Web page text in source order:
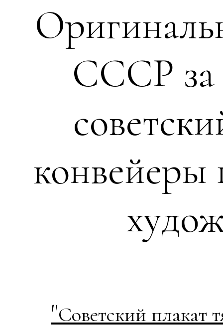
СССР за
конвейеры
"Советский плакат